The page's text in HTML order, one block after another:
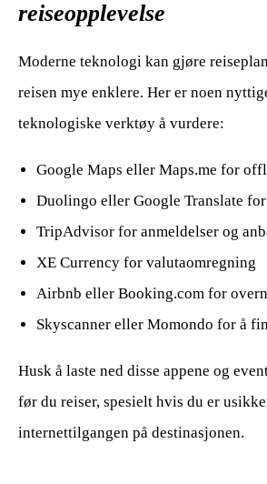
reiseopplevelse
Moderne teknologi kan gjøre
reisen mye enklere. Her er noen
teknologiske verktøy å vurdere:
Google Maps eller Maps.me for
Duolingo eller Google Translate
TripAdvisor for anmeldelser og
XE Currency for valutaomregning
Airbnb eller Booking.com for
Skyscanner eller Momondo for å
Husk å laste ned disse appene og
før du reiser, spesielt hvis du er
internettilgangen på destinasjonen.